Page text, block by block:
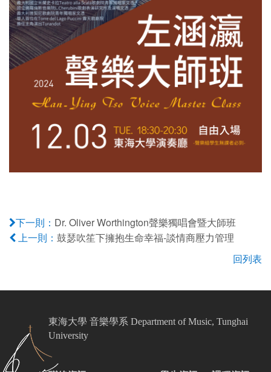
下一則： Dr. Oliver Worthington聲樂獨唱會暨大師班
上一則： 鼓瑟吹笙下擁抱生命幸福-談情商壓力管理
回列表
東海大學 音樂學系 Department of Music, Tunghai
University